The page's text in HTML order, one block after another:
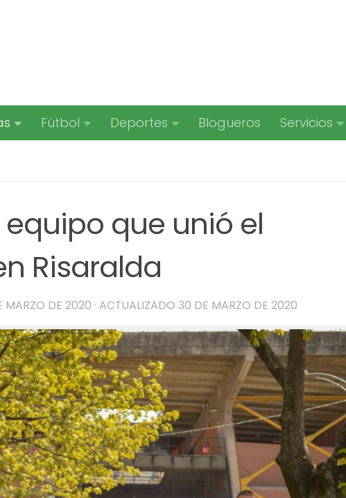
Fútbol Deportes Blogueros Servicios
equipo que unió el
Risaralda
MARZO DE 2020 · ACTUALIZADO 30 DE MARZO DE 2020